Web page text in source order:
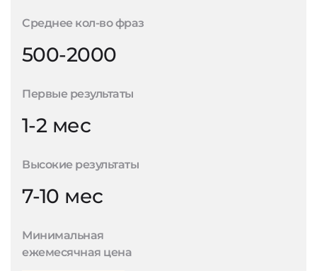
Среднее кол-во фраз
500-2000
Первые результаты
1-2 мес
Высокие результаты
7-10 мес
Минимальная
ежемесячная цена